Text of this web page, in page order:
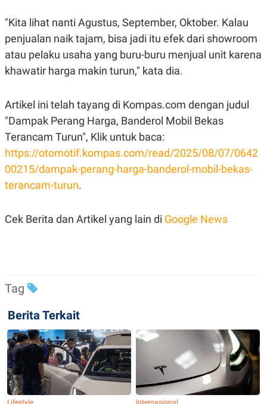
D
M
Y
A
E
I
D
N
G
N
A
C
T
N
R
A
E
M
I
E
EA
S
G
K
G
M
E
D
I
A
.
"Kita lihat nanti Agustus, September, Oktober. Kalau
penjualan naik tajam, bisa jadi itu efek dari showroom
atau pelaku usaha yang buru-buru menjual unit karena
khawatir harga makin turun," kata dia.
Artikel ini telah tayang di Kompas.com dengan judul
"Dampak Perang Harga, Banderol Mobil Bekas
Terancam Turun", Klik untuk baca:
https://otomotif.kompas.com/read/2025/08/07/0642
00215/dampak-perang-harga-banderol-mobil-bekas-
terancam-turun.
Cek Berita dan Artikel yang lain di Google News
Tag
Berita Terkait
Lifestyle Internasional